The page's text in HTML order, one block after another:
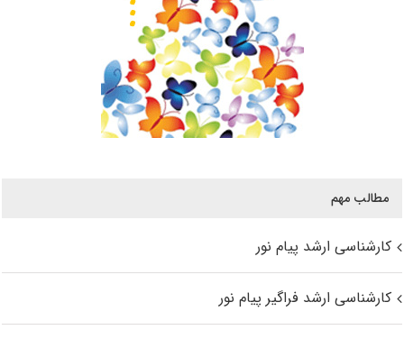
مطالب مهم
کارشناسی ارشد پیام نور
کارشناسی ارشد فراگیر پیام نور